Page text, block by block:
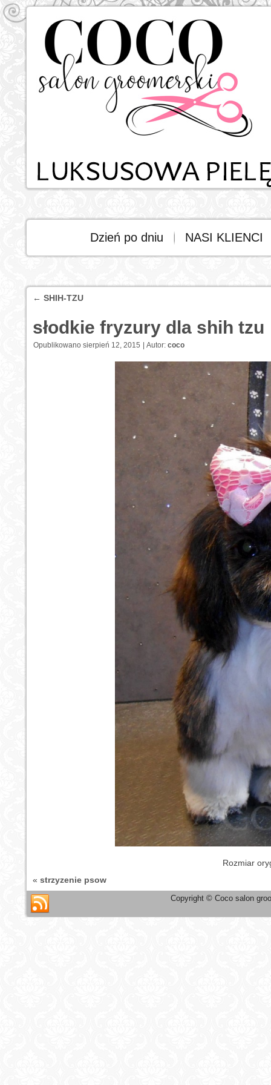
Dzień po dniu NASI KLIENCI
← SHIH-TZU
słodkie fryzury dla shih tzu
Opublikowano sierpień 12, 2015 Autor: coco
Rozmiar
« strzyzenie psow
Copyright © Coco salon